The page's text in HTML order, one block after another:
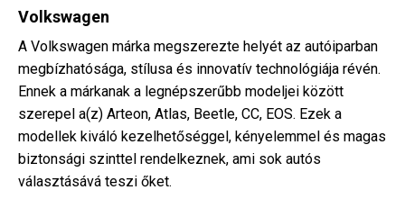
Volkswagen
A Volkswagen márka megszerezte helyét az autóiparban
megbízhatósága, stílusa és innovatív technológiája révén.
Ennek a márkanak a legnépszerűbb modeljei között
szerepel a(z) Arteon, Atlas, Beetle, CC, EOS. Ezek a
modellek kiváló kezelhetőséggel, kényelemmel és magas
biztonsági szinttel rendelkeznek, ami sok autós
választásává teszi őket.